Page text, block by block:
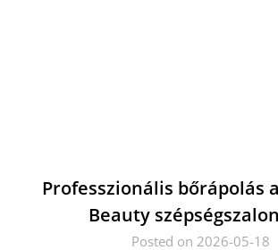
Professzionális bőrápolás
Beauty
Posted on 2026-05-18